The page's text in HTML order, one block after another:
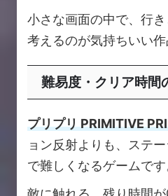
小さな画面の中で、行
考えるのが気持ちいい作
難易度・クリア時間
プリプリ PRIMITIVE
ョン反射よりも、ステ
で難しくなるゲームです